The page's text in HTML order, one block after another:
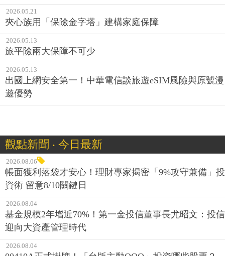
2026.05.21
夾心族用「保險金字塔」建構家庭保障
2026.05.13
旅平險兩大保障不可少
2026.05.13
出國上網安全第一！中華電信談旅遊eSIM風險與原號漫
遊優勢
觀點新聞 ‧ 今日最新
2026.08.06
帳面獲利落袋才安心！理財專家揭密「9%攻守兼備」投
資術 留意8/10關鍵日
2026.08.04
基金規模2年增近70%！第一金投信董事長尤昭文：投信
迎向大資產管理時代
2026.08.04